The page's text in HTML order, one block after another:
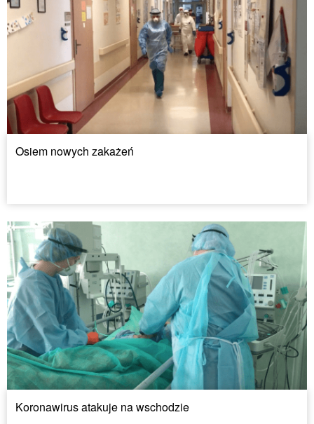
Osiem nowych zakażeń
Koronawirus atakuje na wschodzie